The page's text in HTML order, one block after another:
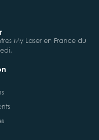
My Laser en France du